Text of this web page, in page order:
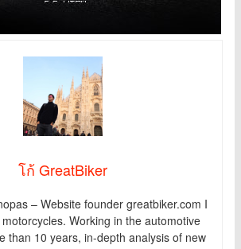
โก้ GreatBiker
– Website founder greatbiker.com I
Working in the automotive
than 10 years, in-depth analysis of new